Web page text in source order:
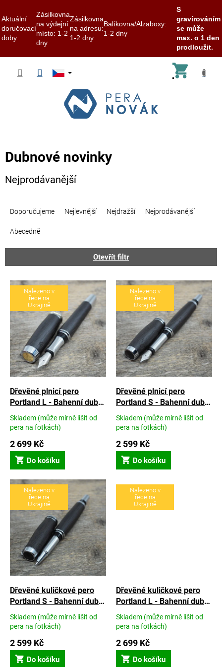
Aktuální
doručovací
doby
Zásilkovna
na výdejní
místo: 1-2
dny
Zásilkovna
na adresu:
1-2 dny
Balíkovna/Alzaboxy:
1-2 dny
S
gravírováním
se může
max. o 1 den
prodloužit.
Dubnové novinky
Nejprodávanější
p
Doporučujeme Nejlevnější Nejdražší Nejprodávanější
Abecedně
Otevřít filtr
V
Nalezeno v
řece na
Ukrajině
Dřevěné plnicí pero
Portland L - Bahenní dub
starý 6450 let
Průměrné
hodnocení
produktu
je
5,0
z
5
hvězdiček.
Skladem (může mírně lišit od
pera na fotkách)
2 699 Kč
Do košíku
Nalezeno v
řece na
Ukrajině
Dřevěné plnicí pero
Portland S - Bahenní dub
staré 6450 let
Průměrné
hodnocení
produktu
je
5,0
z
hvězdiček.
Skladem (může mírně lišit od
pera na fotkách)
2 599 Kč
Do košíku
Nalezeno v
řece na
Ukrajině
Dřevěné kuličkové pero
Portland S - Bahenní dub
starý 6450 let
Průměrné
hodnocení
produktu
je
5,0
Skladem (může mírně lišit od
pera na fotkách)
2 599 Kč
Do košíku
Nalezeno v
řece na
Ukrajině
Dřevěné kuličkové pero
Portland L - Bahenní dub
starý 6450 let
Průměrné
hodnocení
produktu
je
5,0
Skladem (může mírně lišit od
pera na fotkách)
2 699 Kč
Do košíku